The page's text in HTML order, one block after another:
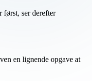
ser derefter
en lignende opgave at